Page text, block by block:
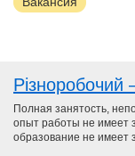
Різноробочий
Полная занятость,
опыт работы не имеет
образование не имеет